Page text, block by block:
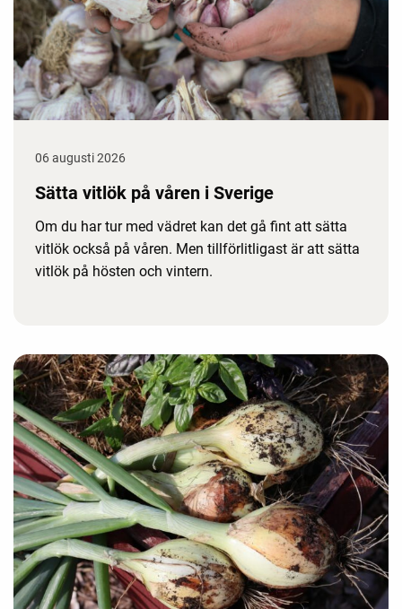
06 augusti 2026
Sätta vitlök på våren i Sverige
Om du har tur med vädret kan det gå fint att sätta
vitlök också på våren. Men tillförlitligast är att sätta
vitlök på hösten och vintern.